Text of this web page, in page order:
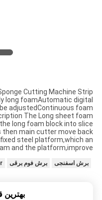
Cutting Machine Strip
long foamAutomatic digital
adjustedContinuous foam
The Long sheet foam
long foam block into slice
main cutter move back
steel platform,which an
and the platform,improve
برش اسفنجی برش فوم برقی